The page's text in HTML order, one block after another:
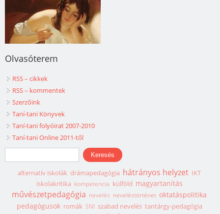
Olvasóterem
RSS – cikkek
RSS – kommentek
Szerzőink
Taní-tani Könyvek
Taní-tani folyóirat 2007-2010
Taní-tani Online 2011-től
Keresés űrlap
Keresés
alternatív iskolák drámapedagógia hátrányos helyzet IKT
iskolakritika kompetencia külföld magyartanítás
művészetpedagógia nevelés neveléstörténet oktatáspolitika
pedagógusok romák SNI szabad nevelés tantárgy-pedagógia